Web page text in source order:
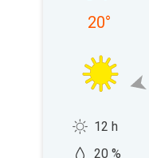
20°
12 h
20 %